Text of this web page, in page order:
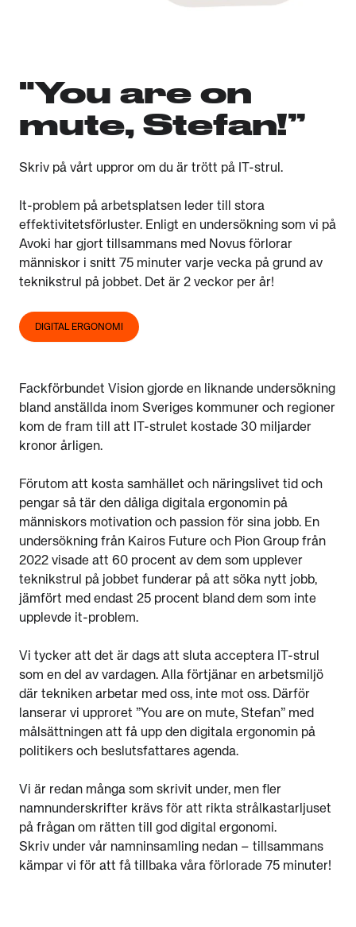
"You are on
mute, Stefan!”
Skriv på vårt uppror om du är trött på IT-strul.
It-problem på arbetsplatsen leder till stora
effektivitetsförluster. Enligt en undersökning som vi på
Avoki har gjort tillsammans med Novus förlorar
människor i snitt 75 minuter varje vecka på grund av
teknikstrul på jobbet. Det är 2 veckor per år!
DIGITAL ERGONOMI
Fackförbundet Vision gjorde en liknande undersökning
bland anställda inom Sveriges kommuner och regioner
kom de fram till att IT-strulet kostade 30 miljarder
kronor årligen.
Förutom att kosta samhället och näringslivet tid och
pengar så tär den dåliga digitala ergonomin på
människors motivation och passion för sina jobb. En
undersökning från Kairos Future och Pion Group från
2022 visade att 60 procent av dem som upplever
teknikstrul på jobbet funderar på att söka nytt jobb,
jämfört med endast 25 procent bland dem som inte
upplevde it-problem.
Vi tycker att det är dags att sluta acceptera IT-strul
som en del av vardagen. Alla förtjänar en arbetsmiljö
där tekniken arbetar med oss, inte mot oss. Därför
lanserar vi upproret ”You are on mute, Stefan” med
målsättningen att få upp den digitala ergonomin på
politikers och beslutsfattares agenda.
Vi är redan många som skrivit under, men fler
namnunderskrifter krävs för att rikta strålkastarljuset
på frågan om rätten till god digital ergonomi.
Skriv under vår namninsamling nedan – tillsammans
kämpar vi för att få tillbaka våra förlorade 75 minuter!